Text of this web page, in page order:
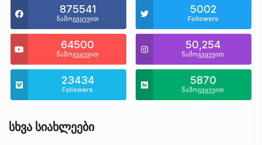
875541
წამოგვყევით
5002
Followers
64500
წამოგვყევით
50,254
წამოგვყევით
23434
Followers
5870
წამოგვყევით
Სხვა Სიახლეები